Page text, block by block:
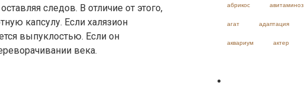
следов. В отличие от этого,
капсулу. Если халязион
выпуклостью. Если он
века.
абрикос авитаминоз
агат адаптация
аквариум актер